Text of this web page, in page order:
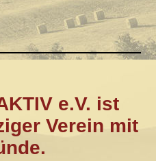
e.V. ist
Verein mit